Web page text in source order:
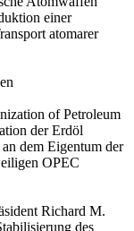
einer
atomarer
of Petroleum
der Erdöl
dem Eigentum der
OPEC
Richard M.
des